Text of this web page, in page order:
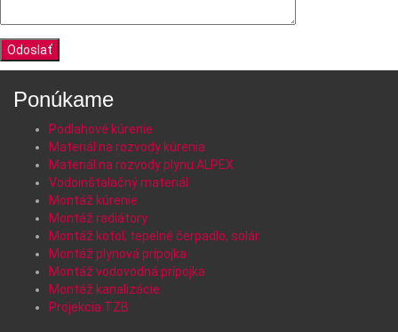
Ponúkame
Podlahové kúrenie
Materiál na rozvody kúrenia
Materiál na rozvody plynu ALPEX
Vodoinštalačný materiál
Montáž kúrenie
Montáž radiátory
Montáž kotol, tepelné čerpadlo, solár
Montáž plynová prípojka
Montáž vodovodná prípojka
Montáž kanalizácie
Projekcia TZB